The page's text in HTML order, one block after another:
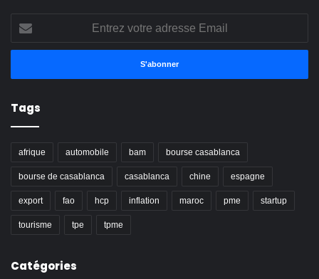
votre
adresse
Tags
afrique automobile bam bourse casablanca
bourse de casablanca casablanca chine espagne
export fao hcp inflation maroc pme startup
tourisme tpe tpme
Catégories